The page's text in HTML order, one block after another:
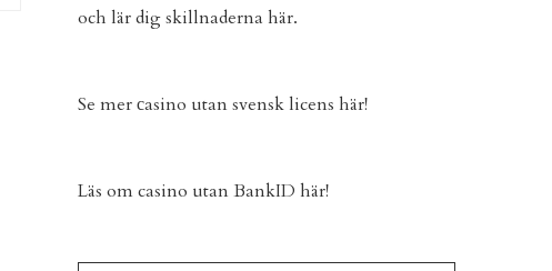
och lär dig skillnaderna här.
Se merсasino utan svensk licens här!
Läs omcasino utan BankID här!